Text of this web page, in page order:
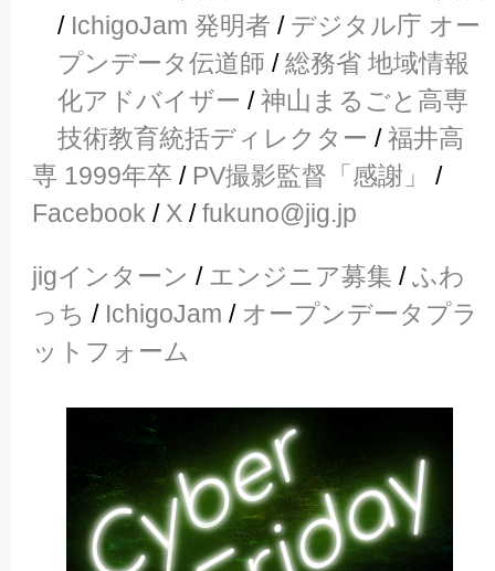
/ IchigoJam 発明者 / デジタル庁 オー
プンデータ伝道師 /総務省 地域情報
化アドバイザー /神山まるごと高専
技術教育統括ディレクター /福井高
専 1999年卒 / PV撮影監督「感謝」
/
Facebook / X /fukuno@jig.jp
jigインターン / エンジニア募集 /ふわ
っち / IchigoJam / オープンデータプラ
ットフォーム